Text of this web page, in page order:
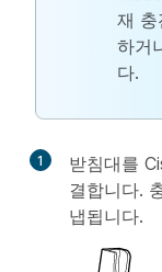
재 충
하거
다.
1
받침대를
결합니다.
냅됩니다.